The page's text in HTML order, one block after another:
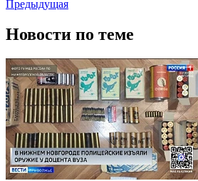
Предыдущая
Новости по теме